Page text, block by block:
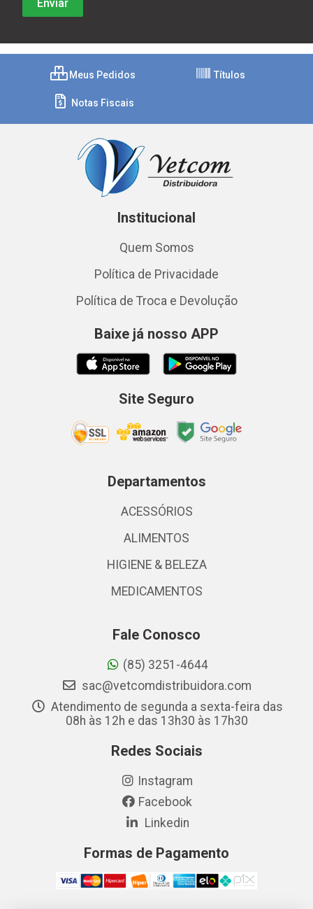
Meus Pedidos Títulos
Notas Fiscais
Institucional
Quem Somos
Política de Privacidade
Política de Troca e Devolução
Baixe já nosso APP
Site Seguro
Departamentos
ACESSÓRIOS
ALIMENTOS
HIGIENE & BELEZA
MEDICAMENTOS
Fale Conosco
(85) 3251-4644
sac@vetcomdistribuidora.com
Atendimento de segunda a sexta-feira das
08h às 12h e das 13h30 às 17h30
Redes Sociais
Instagram
Facebook
Linkedin
Formas de Pagamento